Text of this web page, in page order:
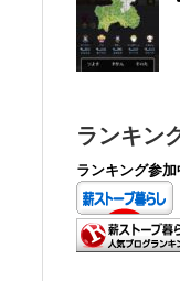
ランキン
ランキング参加